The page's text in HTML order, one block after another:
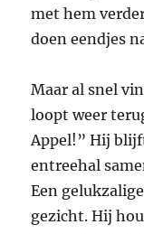
met hem
doen eendjes
Maar al snel
loopt weer
Appel!” Hij
entreehal
Een
gezicht. Hij